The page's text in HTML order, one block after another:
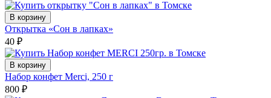
В корзину
Открытка «Сон в лапках»
40 ₽
В корзину
Набор конфет Merci, 250 г
800 ₽